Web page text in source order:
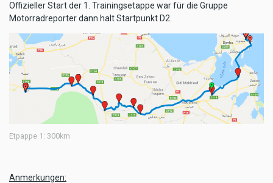
Offizieller Start der 1. Trainingsetappe war für die Gruppe
Motorradreporter dann halt Startpunkt D2.
Etpappe 1: 300km
Anmerkungen: